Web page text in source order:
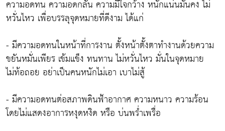
ความอดทน ความอดกลั้น ความมีใจกว้าง หนักแน่นมั่นคง ไม่
หวั่นไหว เพื่อบรรลุจุดหมายที่ดีงาม ได้แก่
- มีความอดทนในหน้าที่การงาน ตั้งหน้าตั้งตาทำงานด้วยความ
ขยันหมั่นเพียร เข้มแข็ง ทนทาน ไม่หวั่นไหว มั่นในจุดหมาย
ไม่ท้อถอย อย่าเป็นคนหนักไม่เอา เบาไม่สู้
- มีความอดทนต่อสภาพดินฟ้าอากาศ ความหนาว ความร้อน
โดยไม่แสดงอาการหงุดหงิด หรือ บ่นพร่ำเพรื่อ